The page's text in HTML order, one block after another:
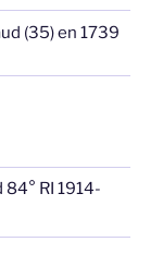
(35) en 1739
RI 1914-